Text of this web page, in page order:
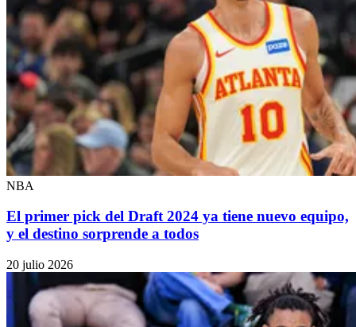
NBA
El primer pick del Draft 2024 ya tiene nuevo equipo,
y el destino sorprende a todos
20 julio 2026